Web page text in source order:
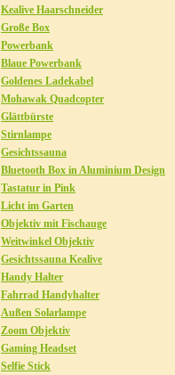
Kealive Haarschneider
Große Box
Powerbank
Blaue Powerbank
Goldenes Ladekabel
Mohawak Quadcopter
Glättbürste
Stirnlampe
Gesichtssauna
Bluetooth Box in Aluminium Design
Tastatur in Pink
Licht im Garten
Objektiv mit Fischauge
Weitwinkel Objektiv
Gesichtssauna Kealive
Handy Halter
Fahrrad Handyhalter
Außen Solarlampe
Zoom Objektiv
Gaming Headset
Selfie Stick